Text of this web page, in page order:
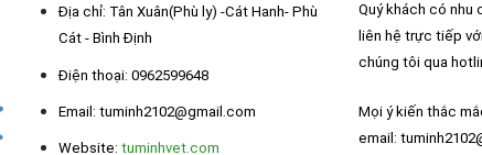
Địa chỉ: Tân Xuân(Phù ly) -Cát Hanh- Phù
Cát - Bình Định
Điện thoại: 0962599648
Email: tuminh2102@gmail.com
Website: tuminhvet.com
Quý khách có nhu
liên hệ trực tiếp
chúng tôi qua
Mọi ý kiến thắc
email: